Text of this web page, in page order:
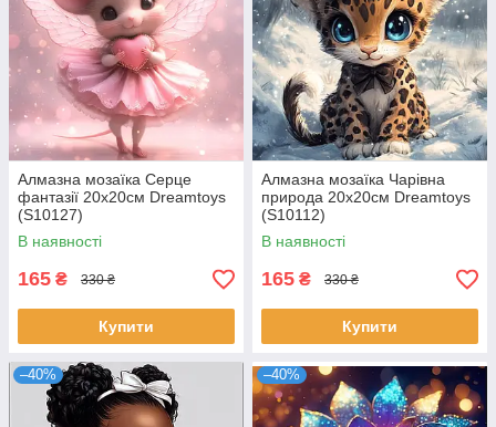
Алмазна мозаїка Серце
фантазії 20x20см Dreamtoys
(S10127)
В наявності
165 ₴ 330 ₴
Купити
Алмазна мозаїка Чарівна
природа 20x20см Dreamtoys
(S10112)
В наявності
165 ₴ 330 ₴
Купити
–40% –40%